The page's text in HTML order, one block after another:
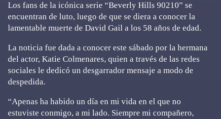
Los fans de la icónica serie “Beverly Hills 90210” se
encuentran de luto, luego de que se diera a conocer la
lamentable muerte de David Gail a los 58 años de edad.
La noticia fue dada a conocer este sábado por la hermana
del actor, Katie Colmenares, quien a través de las redes
sociales le dedicó un desgarrador mensaje a modo de
despedida.
“Apenas ha habido un día en mi vida en el que no
estuviste conmigo, a mi lado. Siempre mi compañero,